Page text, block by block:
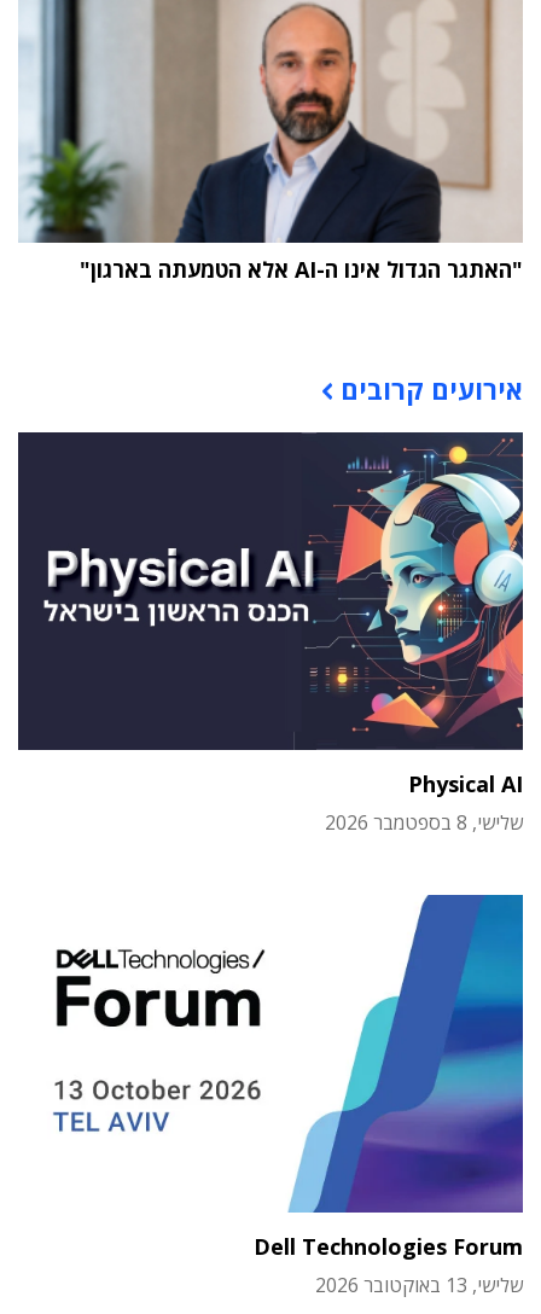
"האתגר הגדול אינו ה-AI אלא הטמעתה בארגון"
אירועים קרובים
Physical AI
שלישי, 8 בספטמבר 2026
Dell Technologies Forum
שלישי, 13 באוקטובר 2026